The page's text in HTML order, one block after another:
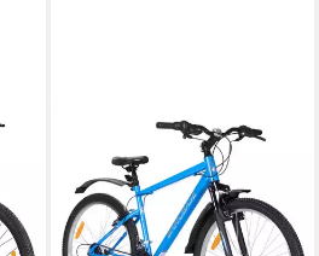
Mountainbike 26/27,5/29 Zoll
Herren Damen
Studentenräder, Gelände
Pendlerräder